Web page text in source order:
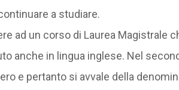
a studiare.
ad un corso di Laurea Magistrale
anche in lingua inglese. Nel
e pertanto si avvale della